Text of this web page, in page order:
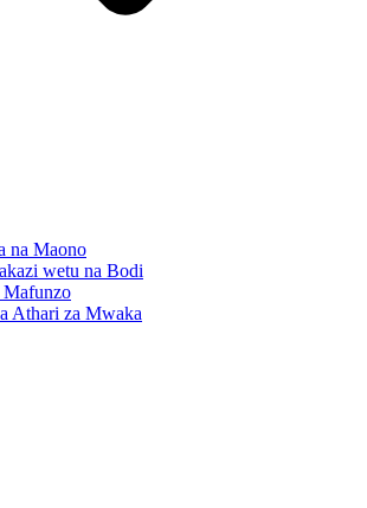
na Maono
wetu na Bodi
Athari za Mwaka